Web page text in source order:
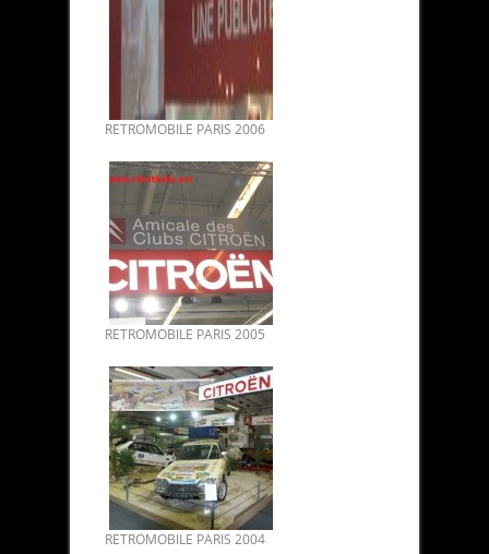
RETROMOBILE PARIS 2006
RETROMOBILE PARIS 2005
RETROMOBILE PARIS 2004